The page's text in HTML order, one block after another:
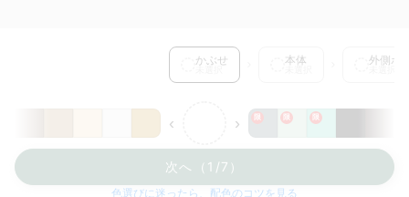
かぶせ 本体 外側ポ
限 限 限
‹ ›
次へ（1/7）
色選びに迷ったら、配色のコツを見る